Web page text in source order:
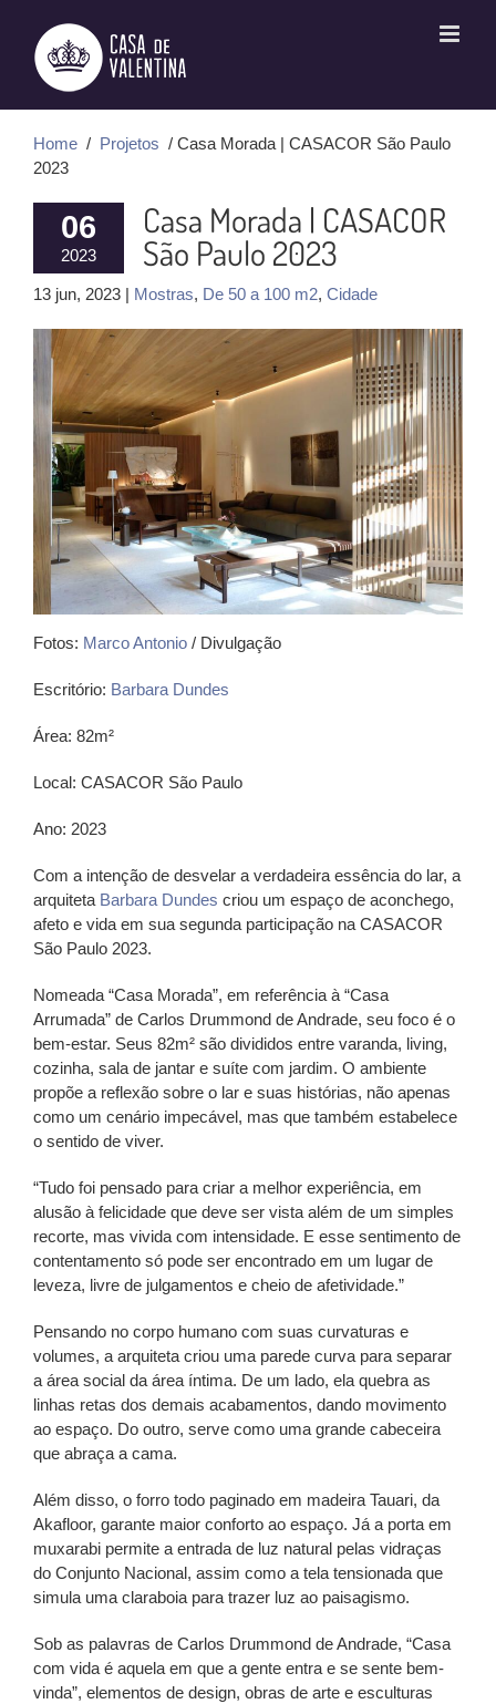
conteúdo
Home / Projetos / Casa Morada | CASACOR São Paulo
2023
06
2023
Casa Morada | CASACOR
São Paulo 2023
13 jun, 2023 | Mostras, De 50 a 100 m2, Cidade
Fotos: Marco Antonio / Divulgação
Escritório: Barbara Dundes
Área: 82m²
Local: CASACOR São Paulo
Ano: 2023
Com a intenção de desvelar a verdadeira essência do lar, a
arquiteta Barbara Dundes criou um espaço de aconchego,
afeto e vida em sua segunda participação na CASACOR
São Paulo 2023.
Nomeada “Casa Morada”, em referência à “Casa
Arrumada” de Carlos Drummond de Andrade, seu foco é o
bem-estar. Seus 82m² são divididos entre varanda, living,
cozinha, sala de jantar e suíte com jardim. O ambiente
propõe a reflexão sobre o lar e suas histórias, não apenas
como um cenário impecável, mas que também estabelece
o sentido de viver.
“Tudo foi pensado para criar a melhor experiência, em
alusão à felicidade que deve ser vista além de um simples
recorte, mas vivida com intensidade. E esse sentimento de
contentamento só pode ser encontrado em um lugar de
leveza, livre de julgamentos e cheio de afetividade.”
Pensando no corpo humano com suas curvaturas e
volumes, a arquiteta criou uma parede curva para separar
a área social da área íntima. De um lado, ela quebra as
linhas retas dos demais acabamentos, dando movimento
ao espaço. Do outro, serve como uma grande cabeceira
que abraça a cama.
Além disso, o forro todo paginado em madeira Tauari, da
Akafloor, garante maior conforto ao espaço. Já a porta em
muxarabi permite a entrada de luz natural pelas vidraças
do Conjunto Nacional, assim como a tela tensionada que
simula uma claraboia para trazer luz ao paisagismo.
Sob as palavras de Carlos Drummond de Andrade, “Casa
com vida é aquela em que a gente entra e se sente bem-
vinda”, elementos de design, obras de arte e esculturas